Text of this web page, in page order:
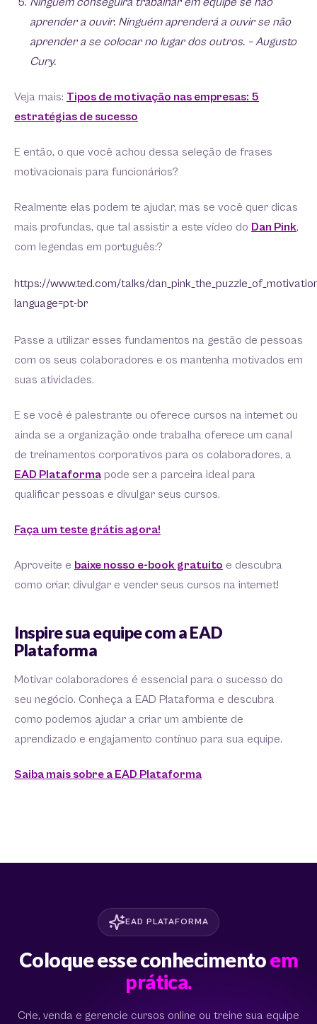
aprender a ouvir. Ninguém aprenderá a ouvir se não
aprender a se colocar no lugar dos outros. – Augusto
Cury.
Veja mais: Tipos de motivação nas empresas: 5
estratégias de sucesso
E então, o que você achou dessa seleção de frases
motivacionais para funcionários?
Realmente elas podem te ajudar, mas se você quer dicas
mais profundas, que tal assistir a este vídeo do Dan Pink,
com legendas em português:?
https://www.ted.com/talks/
language=pt-br
Passe a utilizar esses fundamentos na gestão de pessoas
com os seus colaboradores e os mantenha motivados em
suas atividades.
E se você é palestrante ou oferece cursos na internet ou
ainda se a organização onde trabalha oferece um canal
de treinamentos corporativos para os colaboradores, a
EAD Plataforma pode ser a parceira ideal para
qualificar pessoas e divulgar seus cursos.
Faça um teste grátis agora!
Aproveite e baixe nosso e-book gratuito e descubra
como criar, divulgar e vender seus cursos na internet!
Inspire sua equipe com a EAD
Plataforma
Motivar colaboradores é essencial para o sucesso do
seu negócio. Conheça a EAD Plataforma e descubra
como podemos ajudar a criar um ambiente de
aprendizado e engajamento contínuo para sua equipe.
Saiba mais sobre a EAD Plataforma
EAD PLATAFORMA
Coloque esse conhecimentoem
prática.
Crie, venda e gerencie cursos online ou treine sua equipe